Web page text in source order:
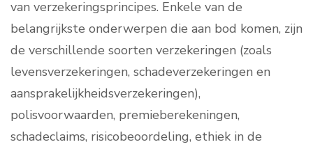
van verzekeringsprincipes. Enkele van de
belangrijkste onderwerpen die aan bod komen, zijn
de verschillende soorten verzekeringen (zoals
levensverzekeringen, schadeverzekeringen en
aansprakelijkheidsverzekeringen),
polisvoorwaarden, premieberekeningen,
schadeclaims, risicobeoordeling, ethiek in de